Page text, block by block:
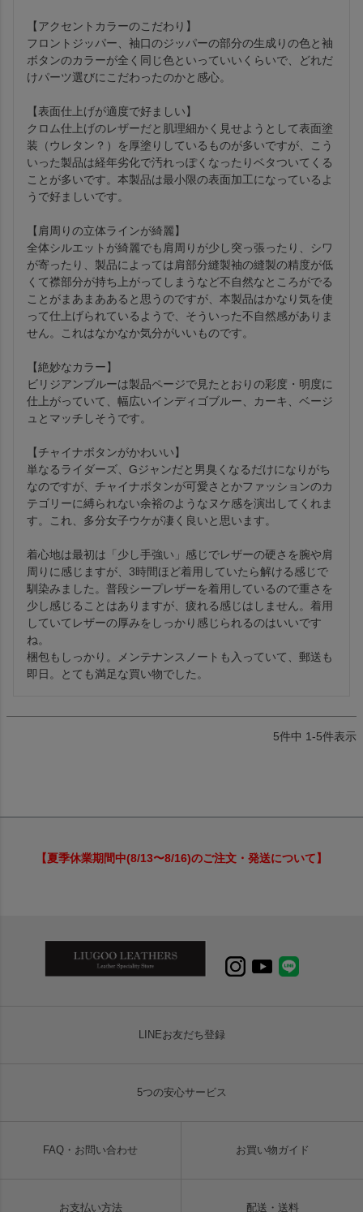
【アクセントカラーのこだわり】
フロントジッパー、袖口のジッパーの部分の生成りの色と袖
ボタンのカラーが全く同じ色といっていいくらいで、どれだ
けパーツ選びにこだわったのかと感心。
【表面仕上げが適度で好ましい】
クロム仕上げのレザーだと肌理細かく見せようとして表面塗
装（ウレタン？）を厚塗りしているものが多いですが、こう
いった製品は経年劣化で汚れっぽくなったりベタついてくる
ことが多いです。本製品は最小限の表面加工になっているよ
うで好ましいです。
【肩周りの立体ラインが綺麗】
全体シルエットが綺麗でも肩周りが少し突っ張ったり、シワ
が寄ったり、製品によっては肩部分縫製袖の縫製の精度が低
くて襟部分が持ち上がってしまうなど不自然なところがでる
ことがまあまああると思うのですが、本製品はかなり気を使
って仕上げられているようで、そういった不自然感がありま
せん。これはなかなか気分がいいものです。
【絶妙なカラー】
ビリジアンブルーは製品ページで見たとおりの彩度・明度に
仕上がっていて、幅広いインディゴブルー、カーキ、ベージ
ュとマッチしそうです。
【チャイナボタンがかわいい】
単なるライダーズ、Gジャンだと男臭くなるだけになりがち
なのですが、チャイナボタンが可愛さとかファッションのカ
テゴリーに縛られない余裕のようなヌケ感を演出してくれま
す。これ、多分女子ウケが凄く良いと思います。
着心地は最初は「少し手強い」感じでレザーの硬さを腕や肩
周りに感じますが、3時間ほど着用していたら解ける感じで
馴染みました。普段シープレザーを着用しているので重さを
少し感じることはありますが、疲れる感じはしません。着用
していてレザーの厚みをしっかり感じられるのはいいです
ね。
梱包もしっかり。メンテナンスノートも入っていて、郵送も
即日。とても満足な買い物でした。
5件中 1-5件表示
【夏季休業期間中(8/13〜8/16)のご注文・発送について】
LINEお友だち登録
5つの安心サービス
FAQ・お問い合わせ お買い物ガイド
お支払い方法 配送・送料